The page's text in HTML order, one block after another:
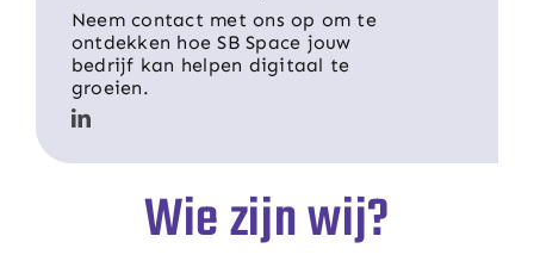
Neem contact met ons op om te
ontdekken hoe SB Space jouw
bedrijf kan helpen digitaal te
groeien.
Wie zijn wij?